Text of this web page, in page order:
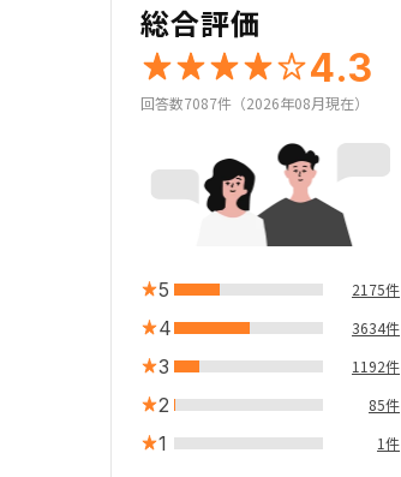
総合評価
4.3
回答数7087件（2026年08月現在）
5 2175件
4 3634件
3 1192件
2 85件
1 1件